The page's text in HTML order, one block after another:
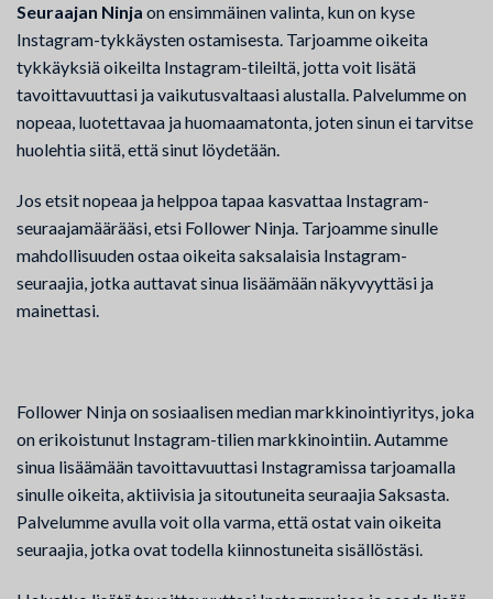
Seuraajan Ninja on ensimmäinen valinta, kun on kyse
Instagram-tykkäysten ostamisesta. Tarjoamme oikeita
tykkäyksiä oikeilta Instagram-tileiltä, jotta voit lisätä
tavoittavuuttasi ja vaikutusvaltaasi alustalla. Palvelumme on
nopeaa, luotettavaa ja huomaamatonta, joten sinun ei tarvitse
huolehtia siitä, että sinut löydetään.
Jos etsit nopeaa ja helppoa tapaa kasvattaa Instagram-
seuraajamäärääsi, etsi Follower Ninja. Tarjoamme sinulle
mahdollisuuden ostaa oikeita saksalaisia Instagram-
seuraajia, jotka auttavat sinua lisäämään näkyvyyttäsi ja
mainettasi.
Follower Ninja on sosiaalisen median markkinointiyritys, joka
on erikoistunut Instagram-tilien markkinointiin. Autamme
sinua lisäämään tavoittavuuttasi Instagramissa tarjoamalla
sinulle oikeita, aktiivisia ja sitoutuneita seuraajia Saksasta.
Palvelumme avulla voit olla varma, että ostat vain oikeita
seuraajia, jotka ovat todella kiinnostuneita sisällöstäsi.